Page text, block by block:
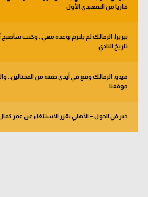
قاريا من التمهيدي الأول
بيزيرا: الزمالك لم يلتزم بوعده معي.. وكنت
تاريخ النادي
ميدو: الزمالك وقع في أيدي حفنة من المحتالين..
موقفنا
خبر في الجول – الأهلي يقرر الاستنغاء عن عمر